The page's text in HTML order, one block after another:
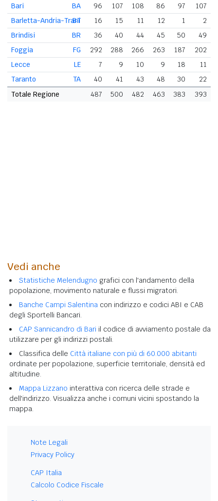
BA
Bari 96 107 108 86 97
107
BT
Barletta-Andria-Trani 16 15 11 12 1
2
BR
Brindisi 36 40 44 45 50
49
FG
Foggia 292 288 266 263 187
202
LE
Lecce 7 9 10 9 18
11
TA
Taranto 40 41 43 48 30
22
Totale Regione
487 500 482 463 383 393
Vedi anche
Statistiche Melendugno grafici con l'andamento della
popolazione, movimento naturale e flussi migratori.
Banche Campi Salentina con indirizzo e codici ABI e CAB
degli Sportelli Bancari.
CAP Sannicandro di Bari il codice di avviamento postale da
utilizzare per gli indirizzi postali.
Classifica delle Città italiane con più di 60.000 abitanti
ordinate per popolazione, superficie territoriale, densità ed
altitudine.
Mappa Lizzano interattiva con ricerca delle strade e
dell'indirizzo. Visualizza anche i comuni vicini spostando la
mappa.
Note Legali
Privacy Policy
CAP Italia
Calcolo Codice Fiscale